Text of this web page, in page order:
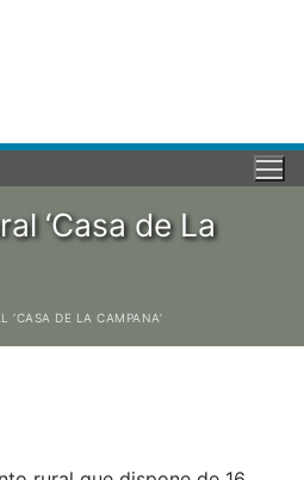
‘Casa de La
‘CASA DE LA CAMPANA’